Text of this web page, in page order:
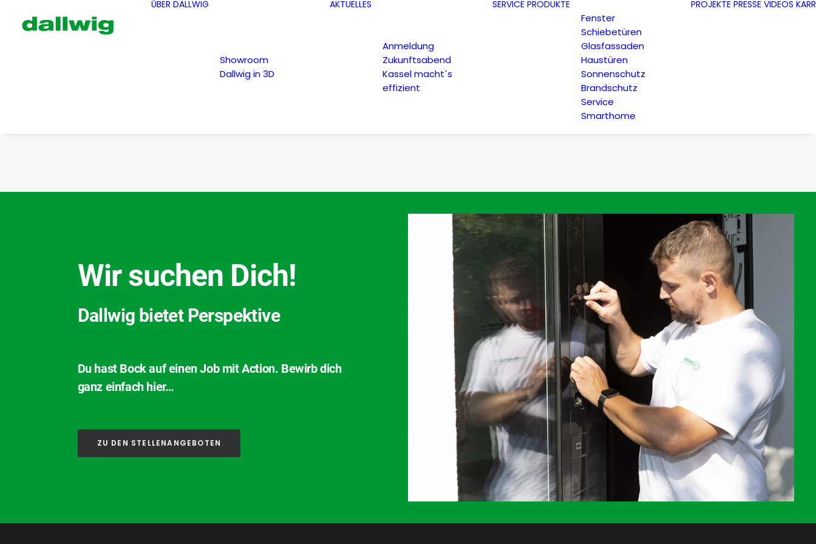
ÜBER DALLWIG
Showroom
Dallwig in 3D
AKTUELLES
Anmeldung
Zukunftsabend
Kassel macht´s
effizient
SERVICE PRODUKTE
Fenster
Schiebetüren
Glasfassaden
Haustüren
Sonnenschutz
Brandschutz
Service
Smarthome
PROJEKTE PRESSE VIDEOS
Wir suchen Dich!
Dallwig bietet Perspektive
Du hast Bock auf einen Job mit Action. Bewirb dich
ganz einfach hier…
ZU DEN STELLENANGEBOTEN